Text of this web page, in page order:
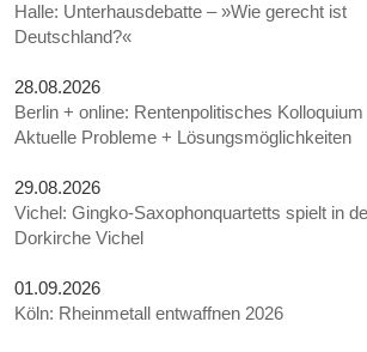
Halle: Unterhausdebatte – »Wie gerecht ist
Deutschland?«
28.08.2026
Berlin + online: Rentenpolitisches Kolloquium
Aktuelle Probleme + Lösungsmöglichkeiten
29.08.2026
Vichel: Gingko-Saxophonquartetts spielt in
Dorkirche Vichel
01.09.2026
Köln: Rheinmetall entwaffnen 2026